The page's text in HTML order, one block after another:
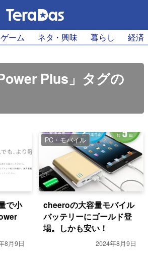
ゲーム ネタ・興味 暮らし 経済
Plus」タグの
で小
8月9日
PC・モバイル
cheeroの大容量モバイル
バッテリーにゴールド登
場。しかも安い！
2024年8月9日